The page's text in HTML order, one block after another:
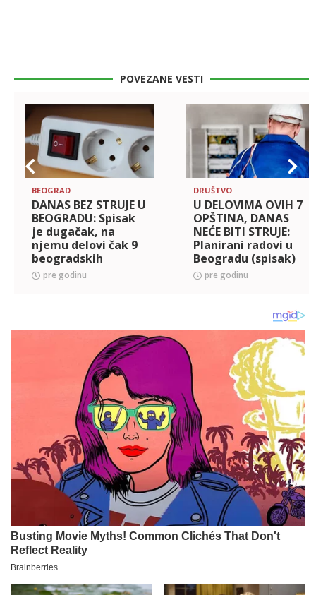
POVEZANE VESTI
BEOGRAD
DANAS BEZ STRUJE U
BEOGRADU: Spisak
je dugačak, na
njemu delovi čak 9
beogradskih
opština
pre godinu
DRUŠTVO
U DELOVIMA OVIH 7
OPŠTINA, DANAS
NEĆE BITI STRUJE:
Planirani radovi u
Beogradu (spisak)
pre godinu